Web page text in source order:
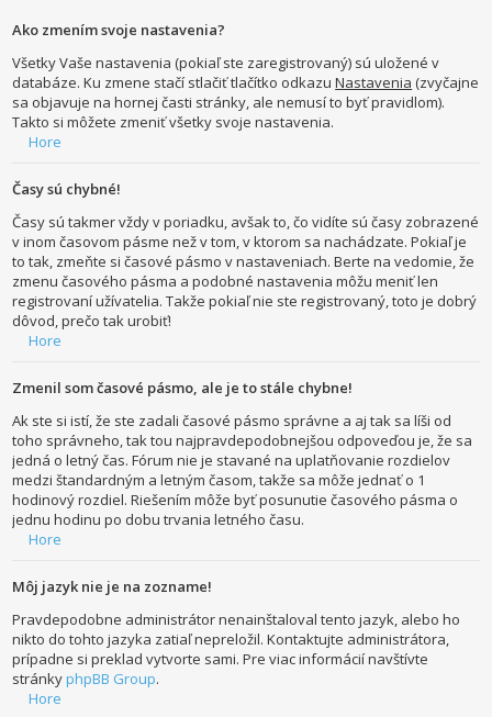
Ako zmením svoje nastavenia?
Všetky Vaše nastavenia (pokiaľ ste zaregistrovaný) sú uložené v
databáze. Ku zmene stačí stlačiť tlačítko odkazuNastavenia (zvyčajne
sa objavuje na hornej časti stránky, ale nemusí to byť pravidlom).
Takto si môžete zmeniť všetky svoje nastavenia.
Hore
Časy sú chybné!
Časy sú takmer vždy v poriadku, avšak to, čo vidíte sú časy zobrazené
v inom časovom pásme než v tom, v ktorom sa nachádzate. Pokiaľ je
to tak, zmeňte si časové pásmo v nastaveniach. Berte na vedomie, že
zmenu časového pásma a podobné nastavenia môžu meniť len
registrovaní užívatelia. Takže pokiaľ nie ste registrovaný, toto je dobrý
dôvod, prečo tak urobiť!
Hore
Zmenil som časové pásmo, ale je to stále chybne!
Ak ste si istí, že ste zadali časové pásmo správne a aj tak sa líši od
toho správneho, tak tou najpravdepodobnejšou odpoveďou je, že sa
jedná o letný čas. Fórum nie je stavané na uplatňovanie rozdielov
medzi štandardným a letným časom, takže sa môže jednať o 1
hodinový rozdiel. Riešením môže byť posunutie časového pásma o
jednu hodinu po dobu trvania letného času.
Hore
Môj jazyk nie je na zozname!
Pravdepodobne administrátor nenainštaloval tento jazyk, alebo ho
nikto do tohto jazyka zatiaľ nepreložil. Kontaktujte administrátora,
prípadne si preklad vytvorte sami. Pre viac informácií navštívte
stránkyphpBB Group.
Hore